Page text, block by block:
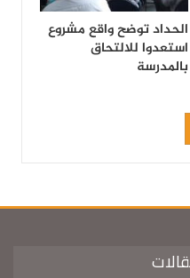
الحداد توضح واقع مشروع
استعدوا للالتحاق
بالمدرسة